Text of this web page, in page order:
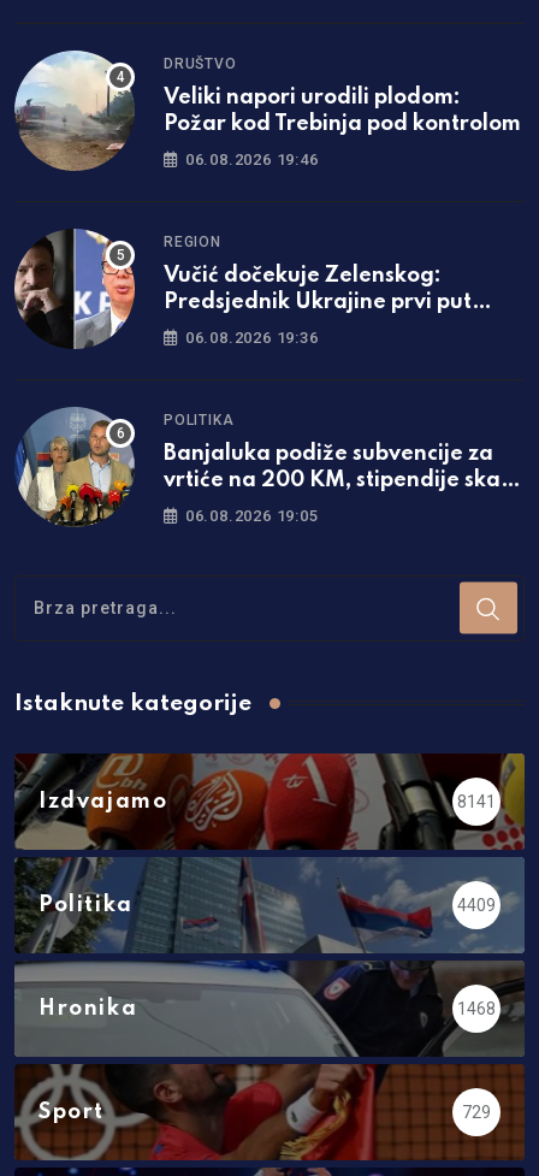
DRUŠTVO
Veliki napori urodili plodom:
Požar kod Trebinja pod kontrolom
06.08.2026 19:46
REGION
Vučić dočekuje Zelenskog:
Predsjednik Ukrajine prvi put
dolazi u Srbiju
06.08.2026 19:36
POLITIKA
Banjaluka podiže subvencije za
vrtiće na 200 KM, stipendije skaču
za čak 50 odsto!
06.08.2026 19:05
Istaknute kategorije
Izdvajamo 8141
Politika 4409
Hronika 1468
Sport 729